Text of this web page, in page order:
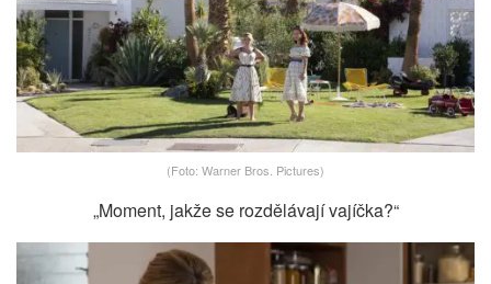
(Foto: Warner Bros. Pictures)
„Moment, jakže se rozdělávají vajíčka?“